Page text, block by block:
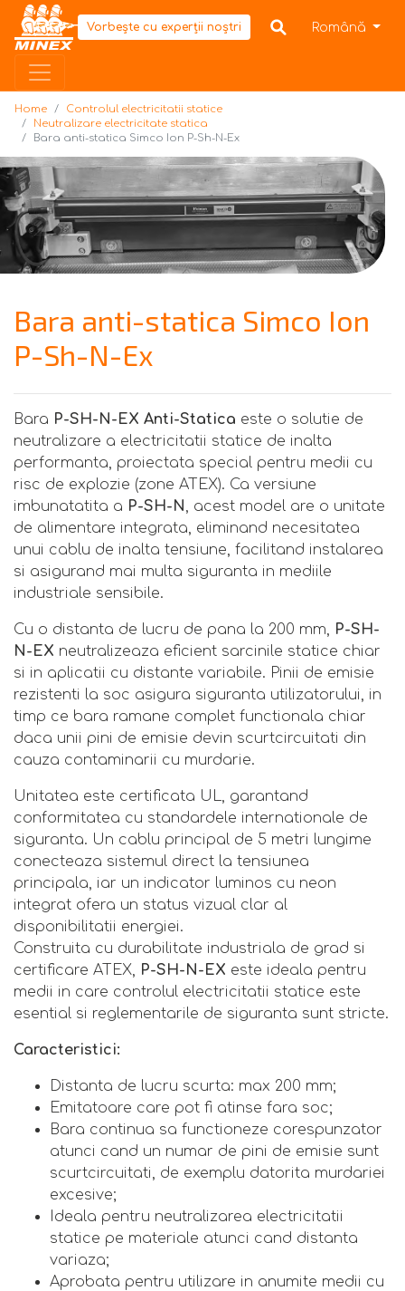
Home
Vorbește cu experții noștri Română
Home
Controlul electricitatii statice
Neutralizare electricitate statica
Bara anti-statica Simco Ion P-Sh-N-Ex
Bara anti-statica Simco Ion
P-Sh-N-Ex
Bara P-SH-N-EX Anti-Statica este o solutie de
neutralizare a electricitatii statice de inalta
performanta, proiectata special pentru medii cu
risc de explozie (zone ATEX). Ca versiune
imbunatatita a P-SH-N
, acest model are o unitate
de alimentare integrata, eliminand necesitatea
unui cablu de inalta tensiune, facilitand instalarea
si asigurand mai multa siguranta in mediile
industriale sensibile.
Cu o distanta de lucru de pana la 200 mm,
P-SH-
N-EX neutralizeaza eficient sarcinile statice chiar
si in aplicatii cu distante variabile. Pinii de emisie
rezistenti la soc asigura siguranta utilizatorului, in
timp ce bara ramane complet functionala chiar
daca unii pini de emisie devin scurtcircuitati din
cauza contaminarii cu murdarie.
Unitatea este certificata UL, garantand
conformitatea cu standardele internationale de
siguranta. Un cablu principal de 5 metri lungime
conecteaza sistemul direct la tensiunea
principala, iar un indicator luminos cu neon
integrat ofera un status vizual clar al
disponibilitatii energiei.
Construita cu durabilitate industriala de grad si
certificare ATEX,
P-SH-N-EX este ideala pentru
medii in care controlul electricitatii statice este
esential si reglementarile de siguranta sunt stricte.
Caracteristici:
Distanta de lucru scurta: max 200 mm;
Emitatoare care pot fi atinse fara soc;
Bara continua sa functioneze corespunzator
atunci cand un numar de pini de emisie sunt
scurtcircuitati, de exemplu datorita murdariei
excesive;
Ideala pentru neutralizarea electricitatii
statice pe materiale atunci cand distanta
variaza;
Aprobata pentru utilizare in anumite medii cu